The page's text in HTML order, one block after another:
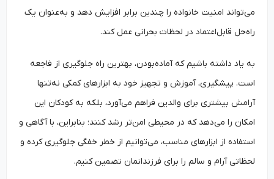
می‌تواند امنیت خانواده را چندین برابر افزایش دهد و به‌عنوان یک
راه‌حل قابل‌اعتماد در لحظات بحرانی عمل کند.
به یاد داشته باشیم که آماده‌بودن، بهترین راه جلوگیری از فاجعه
است. پیشگیری، آموزش و تجهیز خود به ابزارهای کمکی نه‌تنها
آرامش بیشتری برای والدین فراهم می‌آورد، بلکه به کودکان این
امکان را می‌دهد که در محیطی امن‌تر رشد کنند؛ بنابراین، با آگاهی و
استفاده از ابزارهای مناسب، می‌توانیم از خطر خفگی جلوگیری کرده و
لحظاتی آرام و سالم را برای فرزندانمان تضمین کنیم.